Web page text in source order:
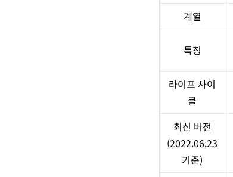
계열
특징
라이프 사이
클
최신 버전
(2022.06.23
기준)